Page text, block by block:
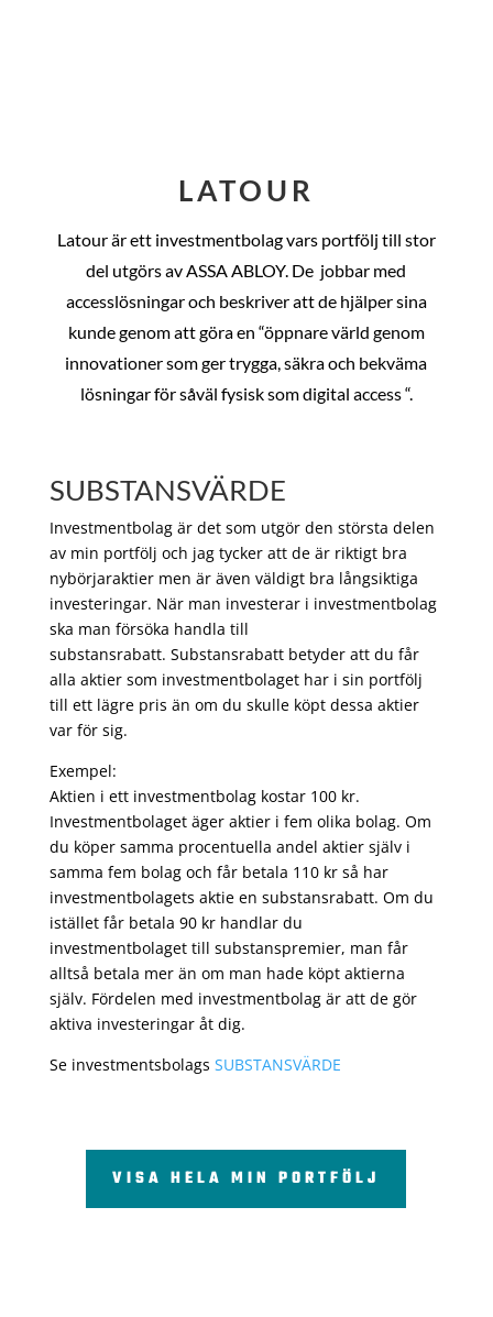
LATOUR
Latour är ett investmentbolag vars portfölj till stor
del utgörs av ASSA ABLOY. De jobbar med
accesslösningar och beskriver att de hjälper sina
kunde genom att göra en “öppnare värld genom
innovationer som ger trygga, säkra och bekväma
lösningar för såväl fysisk som digital access “.
SUBSTANSVÄRDE
Investmentbolag är det som utgör den största delen
av min portfölj och jag tycker att de är riktigt bra
nybörjaraktier men är även väldigt bra långsiktiga
investeringar. När man investerar i investmentbolag
ska man försöka handla till
substansrabatt. Substansrabatt betyder att du får
alla aktier som investmentbolaget har i sin portfölj
till ett lägre pris än om du skulle köpt dessa aktier
var för sig.
Exempel:
Aktien i ett investmentbolag kostar 100 kr.
Investmentbolaget äger aktier i fem olika bolag. Om
du köper samma procentuella andel aktier själv i
samma fem bolag och får betala 110 kr så har
investmentbolagets aktie en substansrabatt. Om du
istället får betala 90 kr handlar du
investmentbolaget till substanspremier, man får
alltså betala mer än om man hade köpt aktierna
själv. Fördelen med investmentbolag är att de gör
aktiva investeringar åt dig.
Se investmentsbolags SUBSTANSVÄRDE
VISA HELA MIN PORTFÖLJ